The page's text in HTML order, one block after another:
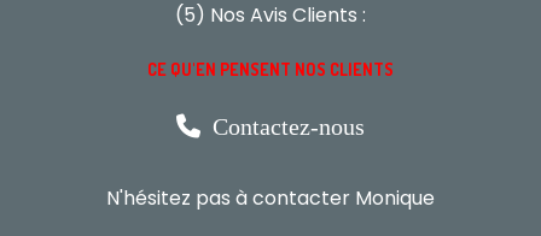
(5) Nos Avis Clients :
CE QU'EN PENSENT NOS CLIENTS
 Contactez-nous
N'hésitez pas à contacter Monique